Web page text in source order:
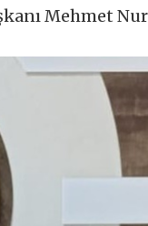
Mehmet Nuri